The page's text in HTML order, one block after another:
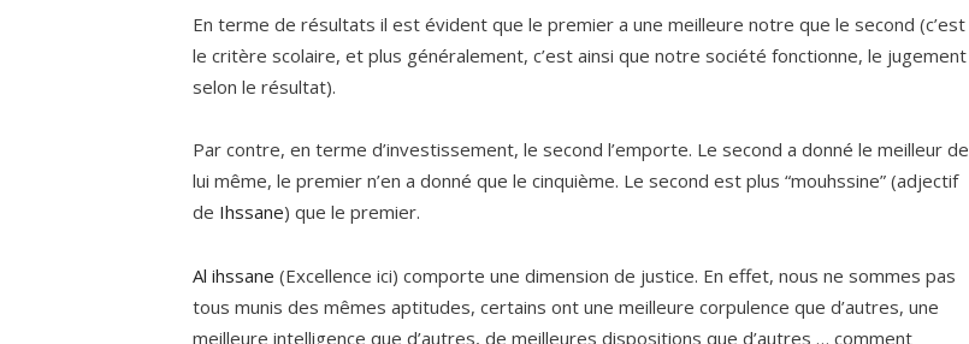
En terme de résultats il est évident que le premier a une meilleure notre que le second (c’est
le critère scolaire, et plus généralement, c’est ainsi que notre société fonctionne, le jugement
selon le résultat).
Par contre, en terme d’investissement, le second l’emporte. Le second a donné le meilleur de
lui même, le premier n’en a donné que le cinquième. Le second est plus “mouhssine” (adjectif
de Ihssane) que le premier.
Al ihssane (Excellence ici) comporte une dimension de justice. En effet, nous ne sommes pas
tous munis des mêmes aptitudes, certains ont une meilleure corpulence que d’autres, une
meilleure intelligence que d’autres, de meilleures dispositions que d’autres … comment